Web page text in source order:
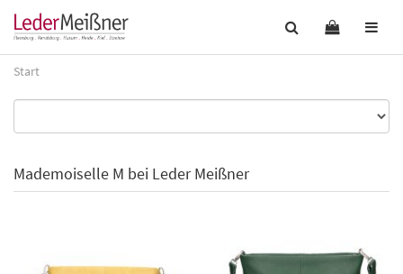
Start
Mademoiselle M bei Leder Meißner